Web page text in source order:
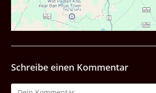
Schreibe einen Kommentar
Kommentar